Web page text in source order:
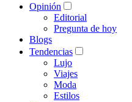
Opinión
Editorial
Pregunta de hoy
Blogs
Tendencias
Lujo
Viajes
Moda
Estilos